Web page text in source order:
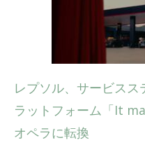
レプソル、サービス
ラットフォーム「It
オペラに転換